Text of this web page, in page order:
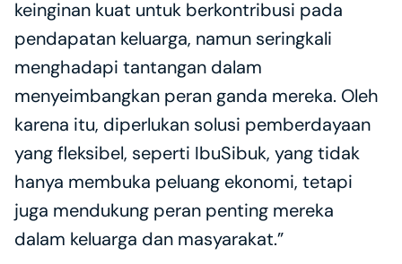
keinginan kuat untuk berkontribusi pada
pendapatan keluarga, namun seringkali
menghadapi tantangan dalam
menyeimbangkan peran ganda mereka. Oleh
karena itu, diperlukan solusi pemberdayaan
yang fleksibel, seperti IbuSibuk, yang tidak
hanya membuka peluang ekonomi, tetapi
juga mendukung peran penting mereka
dalam keluarga dan masyarakat.”